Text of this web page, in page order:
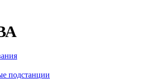
подстанции